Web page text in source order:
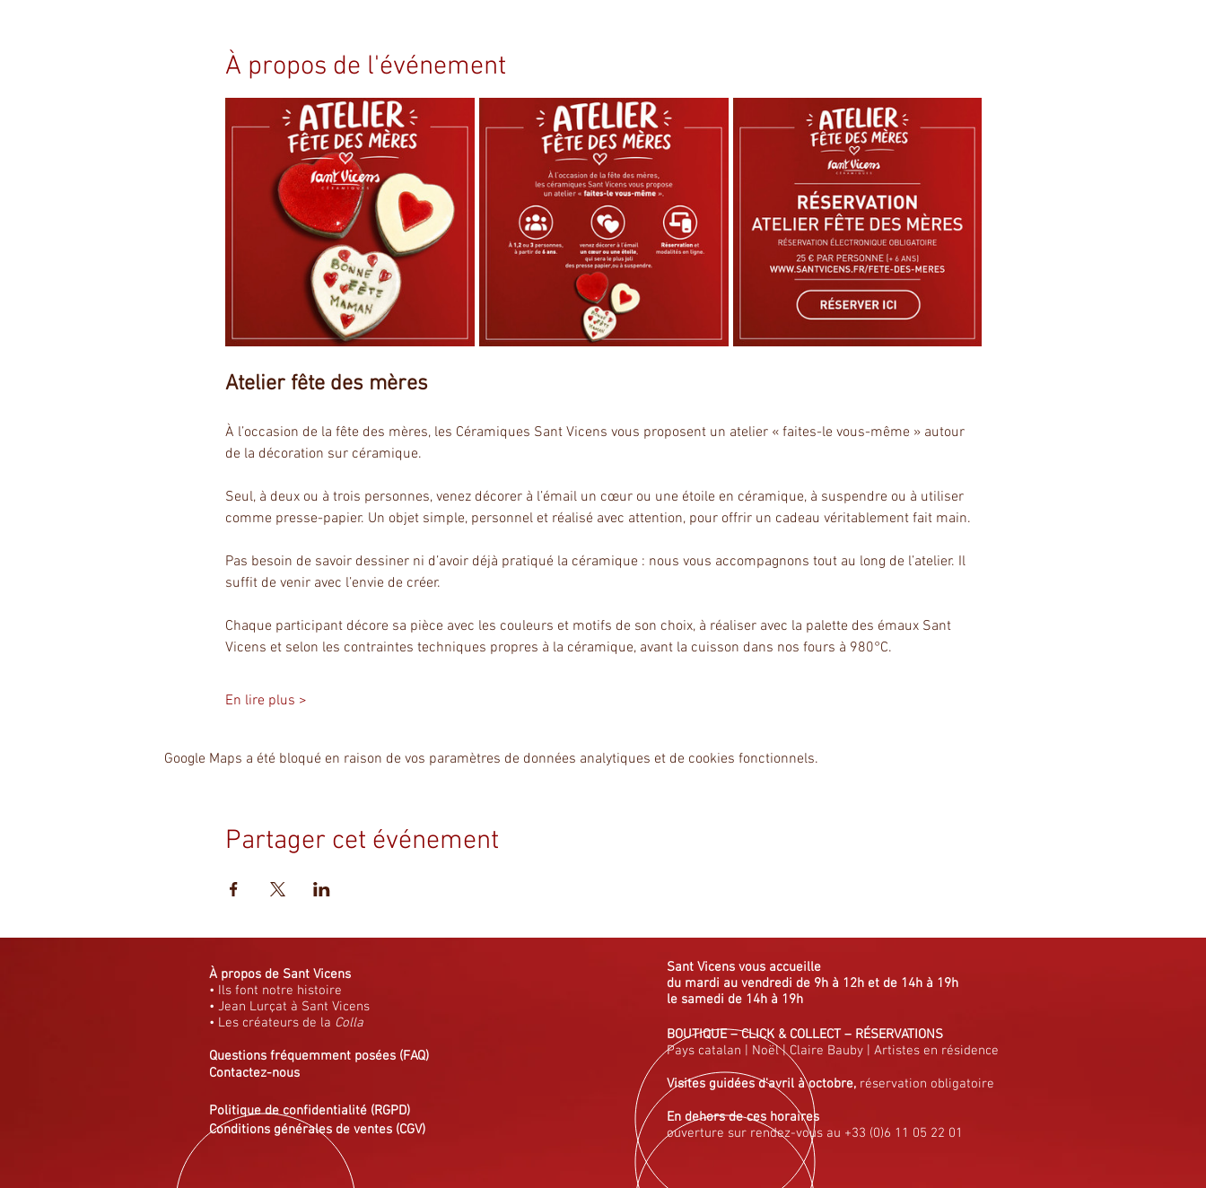
À propos de l'événement
Atelier fête des mères
À l’occasion de la fête des mères, les Céramiques Sant Vicens vous proposent un atelier « faites-le vous-même » autour
de la décoration sur céramique.
Seul, à deux ou à trois personnes, venez décorer à l’émail un cœur ou une étoile en céramique, à suspendre ou à utiliser
comme presse-papier. Un objet simple, personnel et réalisé avec attention, pour offrir un cadeau véritablement fait main.
Pas besoin de savoir dessiner ni d’avoir déjà pratiqué la céramique : nous vous accompagnons tout au long de l’atelier. Il
suffit de venir avec l’envie de créer.
Chaque participant décore sa pièce avec les couleurs et motifs de son choix, à réaliser avec la palette des émaux Sant
Vicens et selon les contraintes techniques propres à la céramique, avant la cuisson dans nos fours à 980°C.
En lire plus >
Google Maps a été bloqué en raison de vos paramètres de données analytiques et de cookies fonctionnels.
Partager cet événement
À propos de Sant Vicens
• Ils font notre histoire
• Jean Lurçat à Sant Vicens
• Les créateurs de la Colla
Questions fréquemment posées (FAQ)
Contactez-nous
Politique de confidentialité (RGPD)
Conditions générales de ventes (CGV)
Sant Vicens vous accueille
du mardi au vendredi de 9h à 12h et de 14h à 19h
le samedi de 14h à 19h
BOUTIQUE–CLICK & COLLECT– RÉSERVATIONS
Pays catalan
Noël|Claire Bauby Artistes en résidence
Visites guidéesd'avril à octobre, réservation obligatoire
En dehors de ces horaires
ouverture sur rendez-vous au +33 (0)6 11 05 22 01